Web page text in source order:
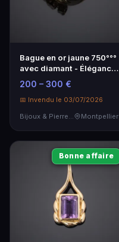
Bague en or jaune 750°°°
avec diamant - Élégance
intemporelle
200 – 300 €
📅 Invendu le 03/07/2026
Bijoux & Pierres Précieuses
Montpellier
Bonne affaire